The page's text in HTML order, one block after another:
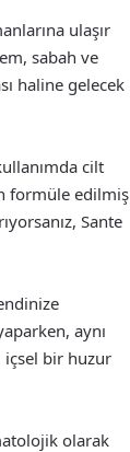
ulaşır
sabah ve
haline gelecek
cilt
formüle edilmiş
Sante
aynı
içsel bir huzur
olarak